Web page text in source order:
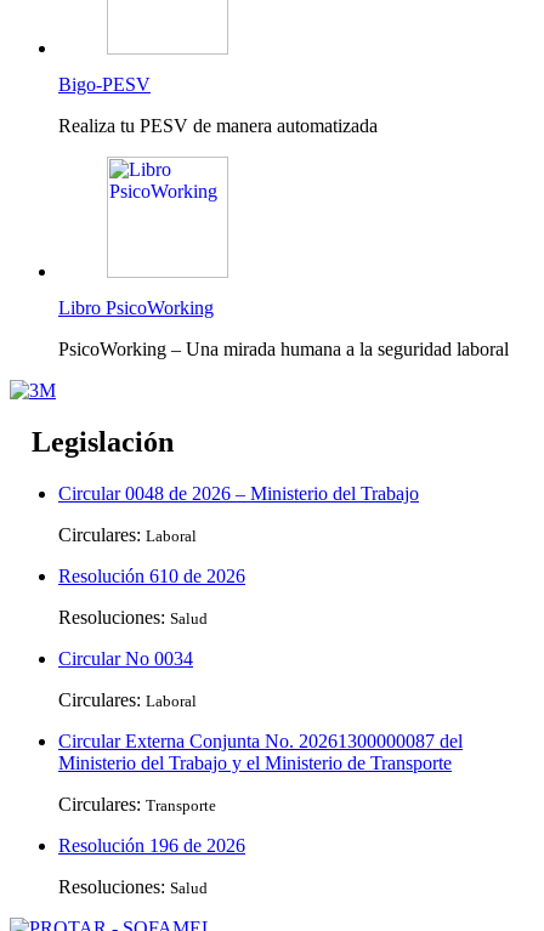
Bigo-PESV
Realiza tu PESV de manera automatizada
Libro PsicoWorking
PsicoWorking – Una mirada humana a la seguridad laboral
Legislación
Circular 0048 de 2026 – Ministerio del Trabajo
Circulares: Laboral
Resolución 610 de 2026
Resoluciones: Salud
Circular No 0034
Circulares: Laboral
Circular Externa Conjunta No. 20261300000087 del
Ministerio del Trabajo y el Ministerio de Transporte
Circulares: Transporte
Resolución 196 de 2026
Resoluciones: Salud